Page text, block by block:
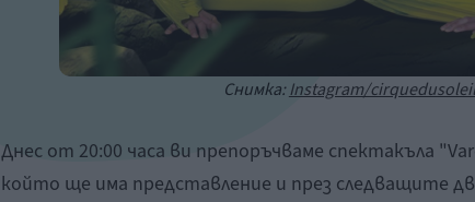
Снимка:Instagram/cirquedusoleil
Днес от 20:00 часа ви препоръчваме спектакъла
който ще има представление и през следващите